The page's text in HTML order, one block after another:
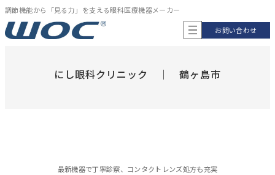
内
容
を
調節機能から「見る力」を支える眼科医療機器メーカー
お問い合わせ
にし眼科クリニック ｜ 鶴ヶ島市
最新機器で丁寧診察、コンタクトレンズ処方も充実